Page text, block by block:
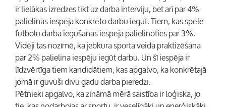
ir lielākas izredzes tikt uz darba interviju, bet arī par 4%
palielinās iespēja konkrēto darbu iegūt. Tiem, kas spēlē
futbolu darba iegūšanas iespēja palielinoties par 3%.
Vidēji tas nozīmē, ka jebkura sporta veida praktizēšana
par 2% palielina iespēju iegūt darbu. Un šī iespēja ir
līdzvērtīga tiem kandidātiem, kas apgalvo, ka konkrētajā
jomā ir guvuši divu gadu darba pieredzi.
Pētnieki apgalvo, ka zināmā mērā saistība ir loģiska, jo